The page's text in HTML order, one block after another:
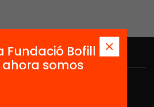
iniciativas y proyectos para
Fundació Bofill
ahora somos